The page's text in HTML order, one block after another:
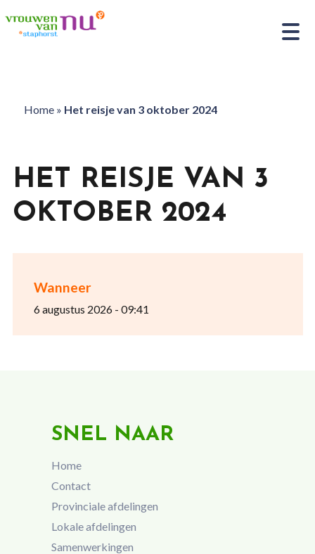
Home» Het reisje van 3 oktober 2024
Wanneer
6 augustus 2026 - 09:41
HET REISJE VAN 3
OKTOBER 2024
SNEL NAAR
Home
Contact
Provinciale afdelingen
Lokale afdelingen
Samenwerkingen